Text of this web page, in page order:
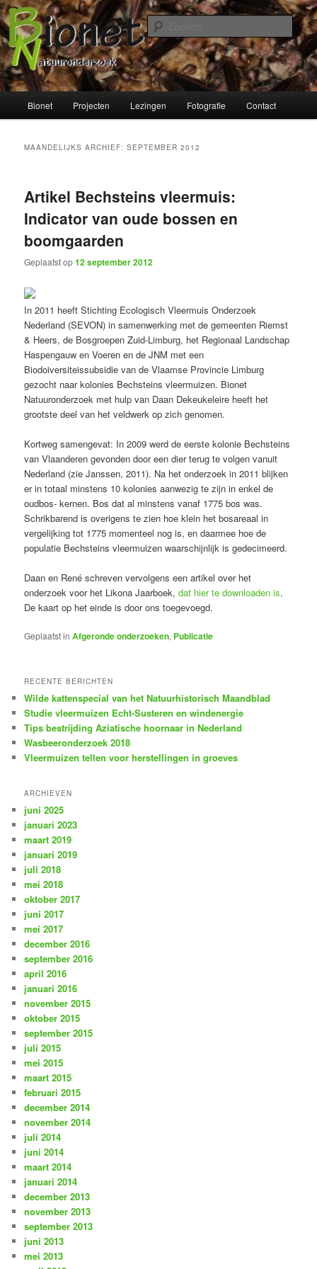
Spring
naar
de
primaire
inhoud
Spring
naar
de
secundaire
inhoudBionet Natuuronderzoek
Bionet Projecten Lezingen Fotografie Contact
MAANDELIJKS ARCHIEF:SEPTEMBER 2012
Artikel Bechsteins vleermuis:
Indicator van oude bossen en
boomgaarden
Geplaatst op12 september 2012
In 2011 heeft Stichting Ecologisch Vleermuis Onderzoek
Nederland (SEVON) in samenwerking met de gemeenten Riemst
& Heers, de Bosgroepen Zuid-Limburg, het Regionaal Landschap
Haspengauw en Voeren en de JNM met een
Biodoiversiteissubsidie van de Vlaamse Provincie Limburg
gezocht naar kolonies Bechsteins vleermuizen. Bionet
Natuuronderzoek met hulp van Daan Dekeukeleire heeft het
grootste deel van het veldwerk op zich genomen.
Kortweg samengevat: In 2009 werd de eerste kolonie Bechsteins
van Vlaanderen gevonden door een dier terug te volgen vanuit
Nederland (zie Janssen, 2011). Na het onderzoek in 2011 blijken
er in totaal minstens 10 kolonies aanwezig te zijn in enkel de
oudbos- kernen. Bos dat al minstens vanaf 1775 bos was.
Schrikbarend is overigens te zien hoe klein het bosareaal in
vergelijking tot 1775 momenteel nog is, en daarmee hoe de
populatie Bechsteins vleermuizen waarschijnlijk is gedecimeerd.
Daan en René schreven vervolgens een artikel over het
onderzoek voor het Likona Jaarboek,dat hier te downloaden is.
De kaart op het einde is door ons toegevoegd.
Geplaatst in Afgeronde onderzoeken, Publicatie
RECENTE BERICHTEN
Wilde kattenspecial van het Natuurhistorisch Maandblad
Studie vleermuizen Echt-Susteren en windenergie
Tips bestrijding Aziatische hoornaar in Nederland
Wasbeeronderzoek 2018
Vleermuizen tellen voor herstellingen in groeves
ARCHIEVEN
juni 2025
januari 2023
maart 2019
januari 2019
juli 2018
mei 2018
oktober 2017
juni 2017
mei 2017
december 2016
september 2016
april 2016
januari 2016
november 2015
oktober 2015
september 2015
juli 2015
mei 2015
maart 2015
februari 2015
december 2014
november 2014
juli 2014
juni 2014
maart 2014
januari 2014
december 2013
november 2013
september 2013
juni 2013
mei 2013